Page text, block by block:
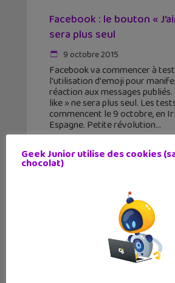
Facebook : le bouton «
sera plus seul
9 octobre 2015
Facebook va commencer à
l'utilisation d'emoji pour
réaction aux messages
like » ne sera plus seul. Les
commencent le 9 octobre, en
Espagne. Petite révolution
Geek Junior utilise des cookies
chocolat)